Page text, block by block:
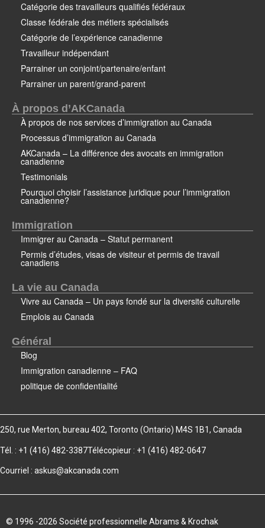
Catégorie des travailleurs qualifiés fédéraux
Classe fédérale des métiers spécialisés
Catégorie de l’expérience canadienne
Travailleur indépendant
Parrainer un conjoint/partenaire/enfant
Parrainer un parent/grand-parent
À propos d’AKCanada
À propos de nos services d’immigration au Canada
Processus d’immigration au Canada
AKCanada – La différence des avocats en immigration
canadienne
Testimonials
Pourquoi choisir l’assistance juridique pour l’immigration
canadienne?
Immigration
Immigrer au Canada – Statut permanent
Permis d’études, visas de visiteur et permis de travail
canadiens
La vie au Canada
Vivre au Canada – Un pays fondé sur la diversité culturelle
Emplois au Canada
Général
Blog
Immigration canadienne – FAQ
politique de confidentialité
250, rue Merton, bureau 402, Toronto (Ontario) M4S 1B1, Canada
Tél. : +1 (416) 482-3387Télécopieur : +1 (416) 482-0647
Courriel : askus@akcanada.com
© 1996 -2026 Société professionnelle Abrams & Krochak